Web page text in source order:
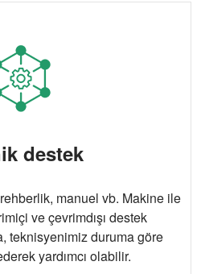
destek
manuel vb. Makine ile
ve çevrimdışı destek
teknisyenimiz duruma göre
yardımcı olabilir.